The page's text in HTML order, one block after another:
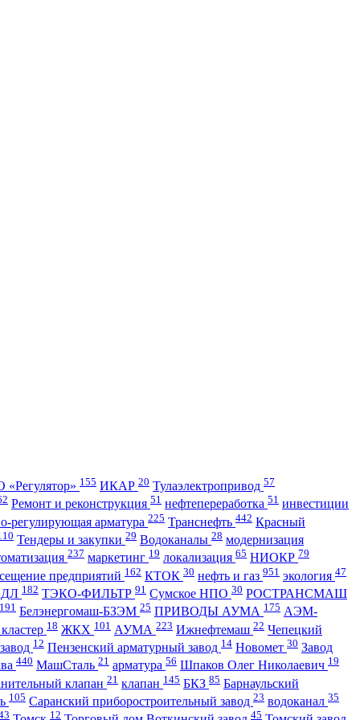
155 ИКАР 20 Тулаэлектропривод 57
Ремонт и реконструкция 51 нефтепереработка 51 инвестиции
регулирующая арматура 225 Транснефть 442 Красный
Тендеры и закупки 29 Водоканалы 28 модернизация
237 маркетинг 19 локализация 65 НИОКР 79
предприятий 162 КТОК 30 нефть и газ 951 экология 47
182 ТЭКО-ФИЛЬТР 91 Сумское НПО 30 РОСТРАНСМАШ
191 Белэнергомаш-БЗЭМ 25 ПРИВОДЫ АУМА 175 АЭМ-
18 ЖКХ 101 АУМА 223 Ижнефтемаш 22 Чепецкий
12 Пензенский арматурный завод 14 Новомет 30 Завод
440 МашСталь 21 арматура 56 Шпаков Олег Николаевич 19
клапан 21 клапан 145 БКЗ 85 Барнаульский
105 Саранский приборостроительный завод 23 водоканал 35
12 45